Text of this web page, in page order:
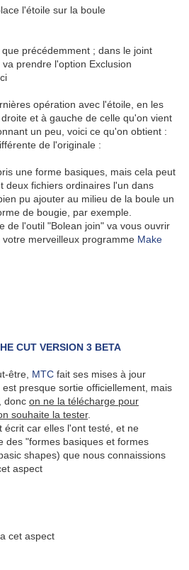
l'étoile sur la boule
précédemment ; dans le joint
prendre l'option Exclusion
opération avec l'étoile, en les
et à gauche de celle qu'on vient
un peu, voici ce qu'on obtient :
de l'originale :
une forme basiques, mais cela peut
deux fichiers ordinaires l'un dans
pu ajouter au milieu de la boule un
de bougie, par exemple.
de l'outil "Bolean join" va vous ouvrir
merveilleux programme Make
CUT VERSION 3 BETA
être, MTC fait ses mises à jour
presque sortie officiellement, mais
donc on ne la télécharge pour
souhaite la tester.
écrit car elles l'ont testé, et ne
des "formes basiques et formes
shapes) que nous connaissions
aspect
cet aspect